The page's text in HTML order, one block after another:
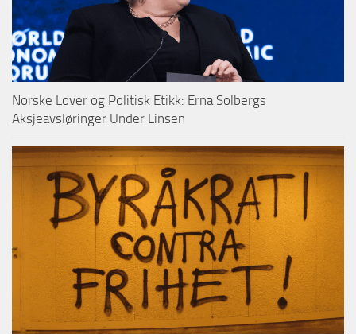
Norske Lover og Politisk Etikk: Erna Solbergs
Aksjeavsløringer Under Linsen